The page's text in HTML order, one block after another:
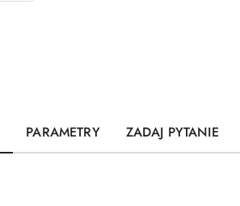
PARAMETRY ZADAJ PYTANIE